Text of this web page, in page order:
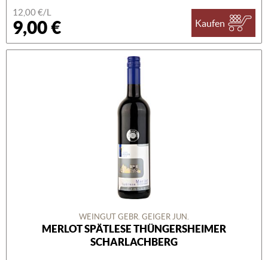
12,00 €/L
9,00 € Kaufen
WEINGUT GEBR. GEIGER JUN.
MERLOT SPÄTLESE THÜNGERSHEIMER
SCHARLACHBERG